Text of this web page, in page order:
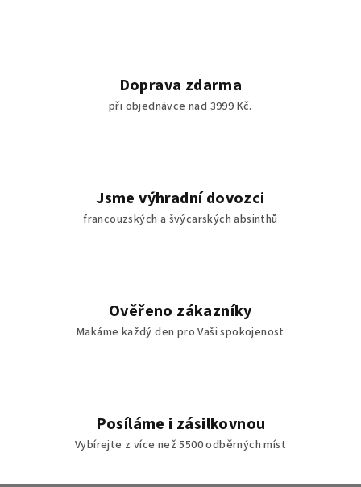
í
p
r
v
ý
p
Doprava zdarma
při objednávce nad 3999 Kč.
Jsme výhradní dovozci
francouzských a švýcarských absinthů
Ověřeno zákazníky
Makáme každý den pro Vaši spokojenost
Posíláme i zásilkovnou
Vybírejte z více než 5500 odběrných míst